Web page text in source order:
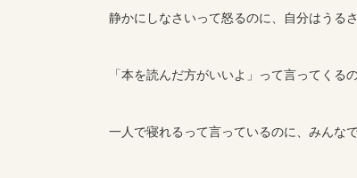
静かにしなさいって怒るのに、自分はうるさ
「本を読んだ方がいいよ」って言ってくる
一人で寝れるって言っているのに、みんな